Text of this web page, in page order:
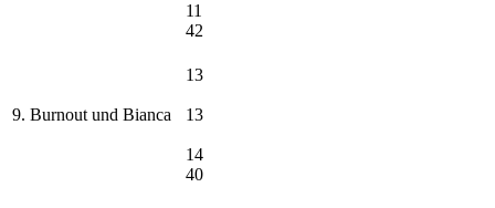
11
42
9. Burnout und Bianca
13
13
14
40